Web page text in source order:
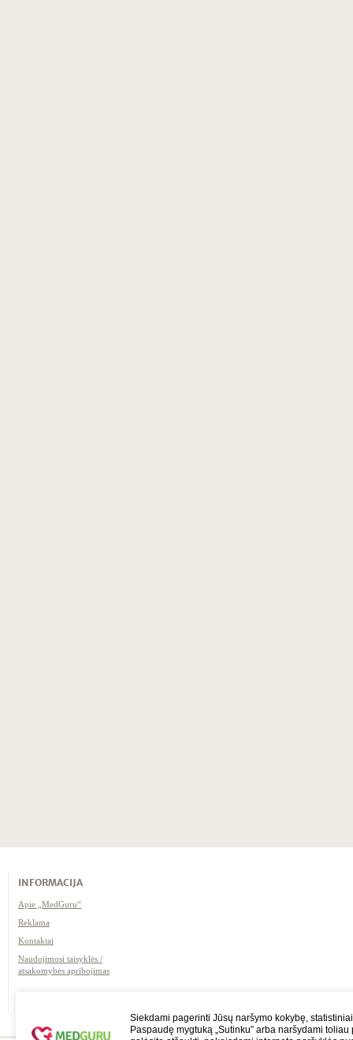
INFORMACIJA
Apie „MedGuru“
Reklama
Kontaktai
Naudojimosi taisyklės /
atsakomybės apribojimas
Siekdami pagerinti Jūsų naršymo kokybę,
Paspaudę mygtuką „Sutinku” arba naršydami